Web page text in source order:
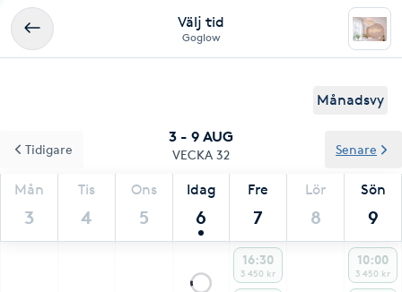
Välj tid
Goglow
Månadsvy
3 - 9 AUG
VECKA 32
Mån
3
Tis
4
Ons
5
Idag
6
Fre
7
Lör
8
Sön
9
Tidigare Senare
16:30
3 450 kr
10:00
3 450 kr